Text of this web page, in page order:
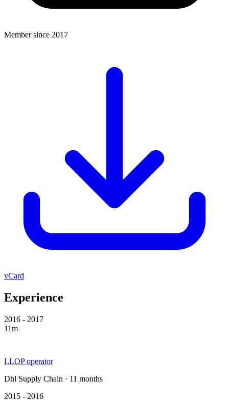
Member since 2017
vCard
Experience
2016 - 2017
11m
LLOP operator
Dhl Supply Chain · 11 months
2015 - 2016